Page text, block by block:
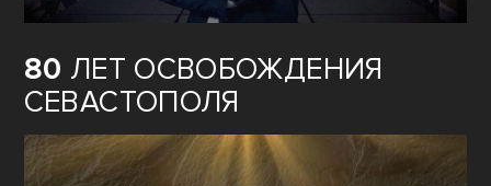
80 ЛЕТ ОСВОБОЖДЕНИЯ
СЕВАСТОПОЛЯ